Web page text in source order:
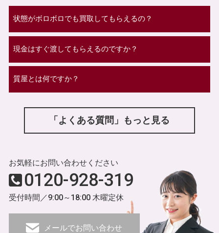
状態がボロボロでも買取してもらえるの？
現金はすぐ渡してもらえるのですか？
質屋とは何ですか？
「よくある質問」もっと見る
お気軽にお問い合わせください
0120-928-319
受付時間／9:00～18:00 木曜定休
メールでお問い合わせ